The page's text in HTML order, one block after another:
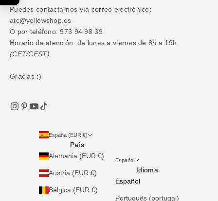
Puedes contactarnos vía correo electrónico:
atc@yellowshop.es
O por teléfono: 973 94 98 39
Horario de atención: de lunes a viernes de 8h a 19h
(CET/CEST).
Gracias :)
España (EUR €)
País
Alemania (EUR €)
Austria (EUR €)
Bélgica (EUR €)
Español
Idioma
Español
Português (portugal)